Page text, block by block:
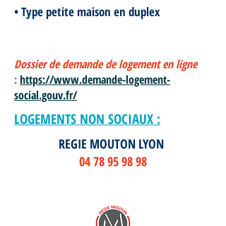
• Type petite maison en duplex
Dossier de demande de logement en ligne
:https://www.demande-logement-
social.gouv.fr/
LOGEMENTS NON SOCIAUX :
REGIE MOUTON LYON
04 78 95 98 98